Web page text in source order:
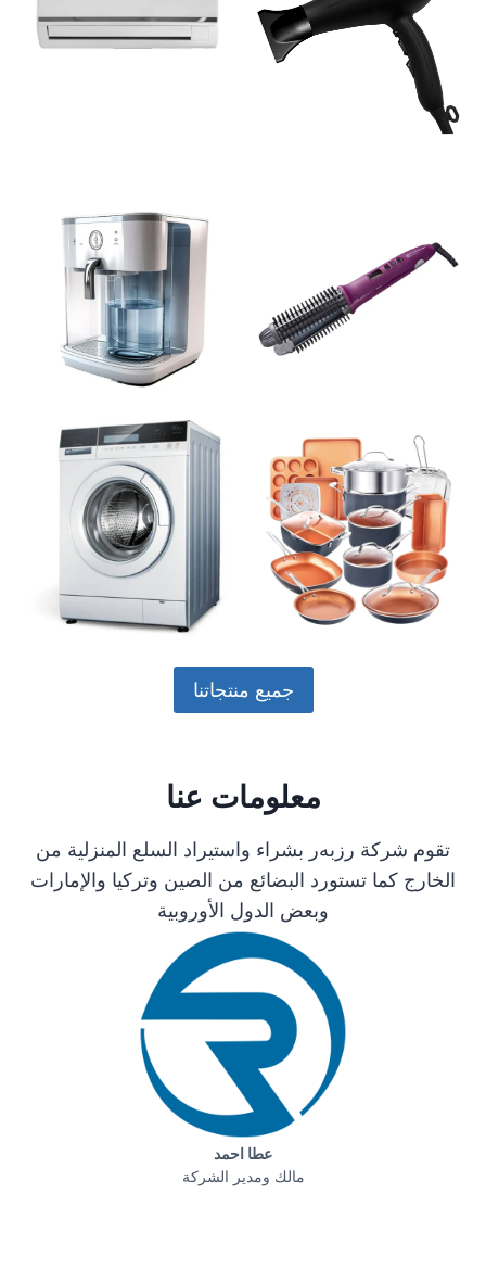
جميع منتجاتنا
معلومات عنا
تقوم شركة رزبەر بشراء واستيراد السلع المنزلية من
الخارج كما تستورد البضائع من الصين وتركيا والإمارات
وبعض الدول الأوروبية
عطا احمد
مالك ومدير الشركة